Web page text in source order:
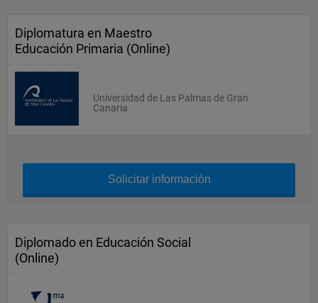
Diplomatura en Maestro
Educación Primaria (Online)
Universidad de Las Palmas de Gran
Canaria
Solicitar información
Diplomado en Educación Social
(Online)